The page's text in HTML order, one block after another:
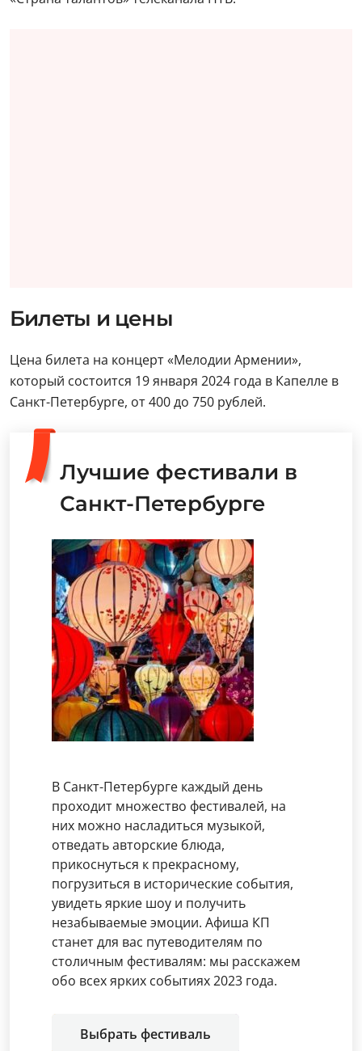
Билеты и цены
Цена билета на концерт «Мелодии Армении»,
который состоится 19 января 2024 года в Капелле в
Санкт-Петербурге, от 400 до 750 рублей.
Лучшие фестивали в
Санкт-Петербурге
В Санкт-Петербурге каждый день
проходит множество фестивалей, на
них можно насладиться музыкой,
отведать авторские блюда,
прикоснуться к прекрасному,
погрузиться в исторические события,
увидеть яркие шоу и получить
незабываемые эмоции. Афиша КП
станет для вас путеводителям по
столичным фестивалям: мы расскажем
обо всех ярких событиях 2023 года.
Выбрать фестиваль